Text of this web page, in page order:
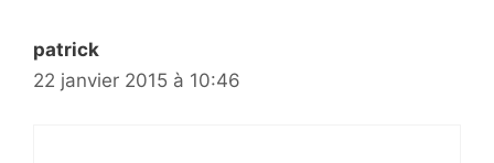
patrick
22 janvier 2015 à 10:46